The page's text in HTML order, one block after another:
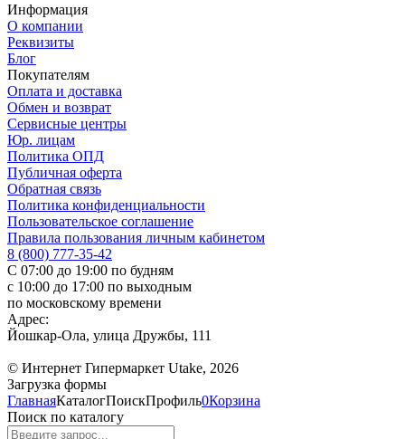
Информация
О компании
Реквизиты
Блог
Покупателям
Оплата и доставка
Обмен и возврат
Сервисные центры
Юр. лицам
Политика ОПД
Публичная оферта
Обратная связь
Политика конфиденциальности
Пользовательское соглашение
Правила пользования личным кабинетом
8 (800) 777-35-42
С 07:00 до 19:00 по будням
с 10:00 до 17:00 по выходным
по московскому времени
Адрес:
Йошкар-Ола, улица Дружбы, 111
© Интернет Гипермаркет Utake, 2026
Загрузка формы
ГлавнаяКаталогПоискПрофиль0Корзина
Поиск по каталогу